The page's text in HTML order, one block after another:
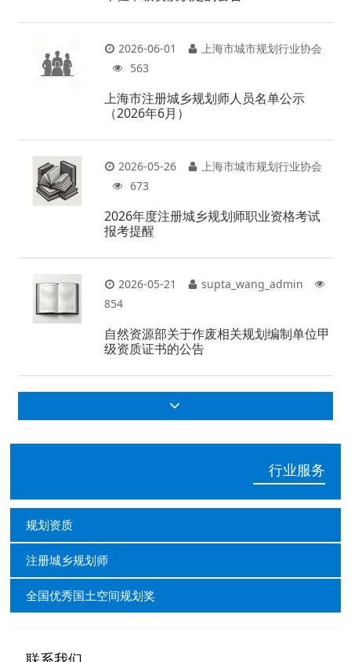
2026-06-01
上海市城市规划行业协会
563
上海市注册城乡规划师人员名单公示
（2026年6月）
2026-05-26
上海市城市规划行业协会
673
2026年度注册城乡规划师职业资格考试
报考提醒
2026-05-21
supta_wang_admin
854
自然资源部关于作废相关规划编制单位甲
级资质证书的公告
行业服务
规划资质
注册城乡规划师
全国优秀国土空间规划奖